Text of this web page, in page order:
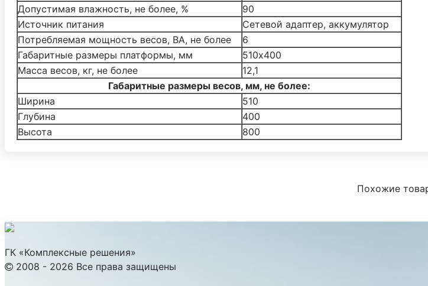
Допустимая влажность, не более, %
90
Источник питания
Cетевой адаптер, аккумулятор
Потребляемая мощность весов, ВА, не более
6
Габаритные размеры платформы, мм
510х400
Масса весов, кг, не более
12,1
Габаритные размеры весов, мм, не более:
Ширина
510
Глубина
400
Высота
800
Похожие
ГК «Комплексные решения»
2008 - 2026 Все права защищены